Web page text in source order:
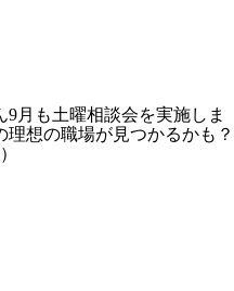
9月も土曜相談会を実施しま
想の職場が見つかるかも？